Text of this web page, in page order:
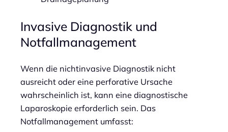
Invasive Diagnostik und
Notfallmanagement
Wenn die nichtinvasive Diagnostik nicht
ausreicht oder eine perforative Ursache
wahrscheinlich ist, kann eine diagnostische
Laparoskopie erforderlich sein. Das
Notfallmanagement umfasst: